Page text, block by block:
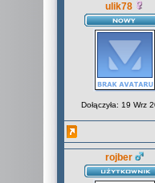
ulik78
Dołączyła: 19 Wrz
rojber